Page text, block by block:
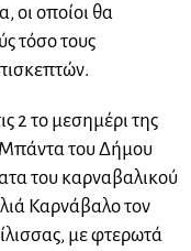
οι οποίοι θα
τόσο τους
2 το μεσημέρι της
Μπάντα του Δήμου
του καρναβαλικού
Καρνάβαλο τον
με φτερωτά